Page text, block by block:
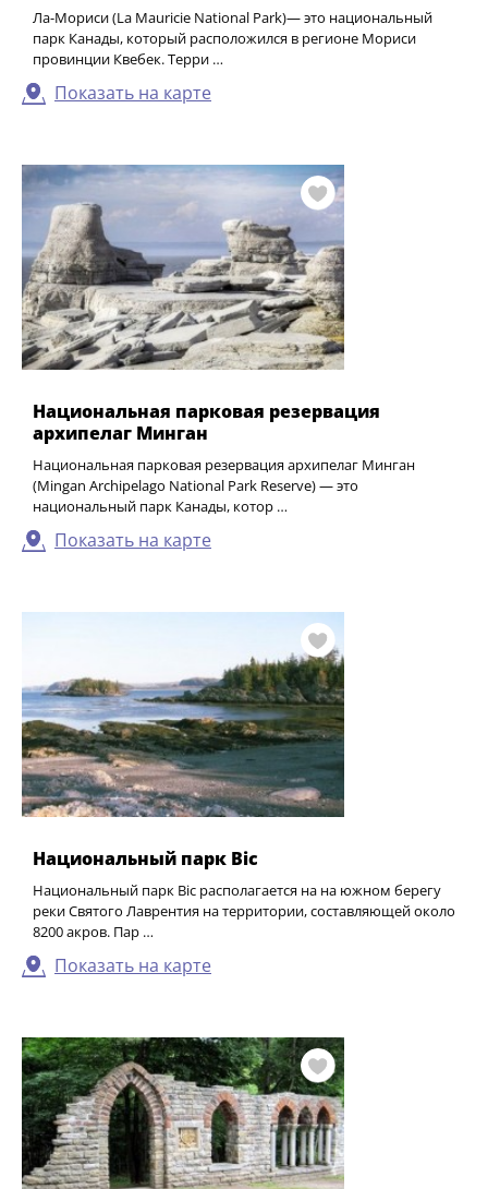
Ла-Мориси (La Mauricie National Park)— это национальный
парк Канады, который расположился в регионе Мориси
провинции Квебек. Терри …
Показать на карте
Национальная парковая резервация
архипелаг Минган
Национальная парковая резервация архипелаг Минган
(Mingan Archipelago National Park Reserve) — это
национальный парк Канады, котор …
Показать на карте
Национальный парк Bic
Национальный парк Bic располагается на на южном берегу
реки Святого Лаврентия на территории, составляющей около
8200 акров. Пар …
Показать на карте